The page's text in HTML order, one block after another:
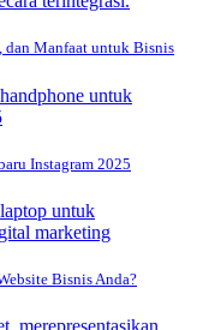
Manfaat untuk Bisnis
Instagram 2025
Bisnis Anda?